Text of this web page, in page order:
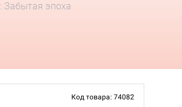
Забытая эпоха
Код товара: 74082